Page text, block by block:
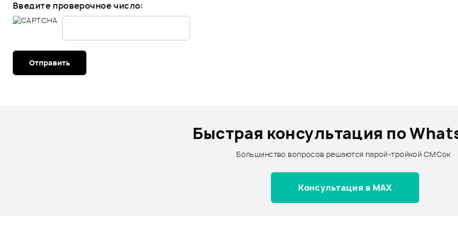
Введите проверочное число:
Отправить
Быстрая консультация по
Большинство вопросов решаются парой-тройкой СМСок
Консультация в MAX